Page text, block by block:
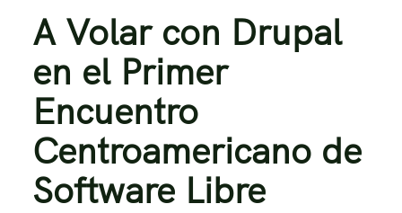
A Volar con Drupal
en el Primer
Encuentro
Centroamericano de
Software Libre